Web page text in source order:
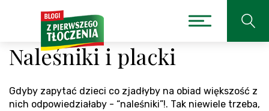
Naleśniki i placki
Gdyby zapytać dzieci co zjadłyby na obiad większość z
nich odpowiedziałaby - “naleśniki”!. Tak niewiele trzeba,